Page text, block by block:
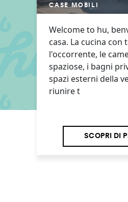
CASE MOBILI
Welcome to hu,
casa. La cucina con
l'occorrente, le
spaziose, i bagni
spazi esterni della
riunire t
SCOPRI DI